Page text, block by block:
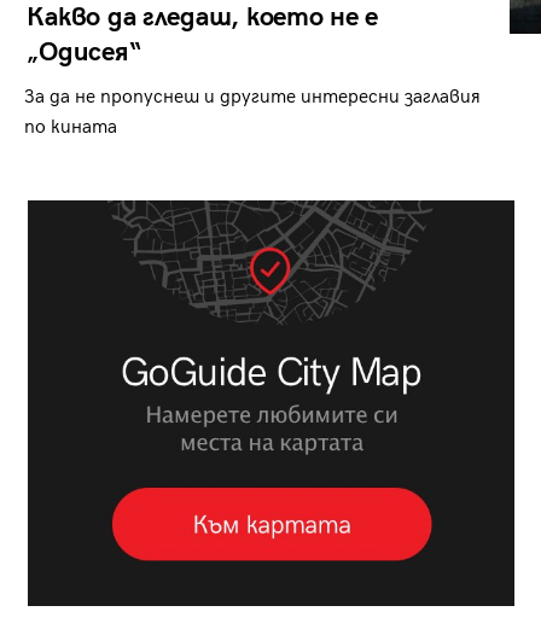
Какво да гледаш, което не е
„Одисея“
За да не пропуснеш и другите интересни заглавия
по кината